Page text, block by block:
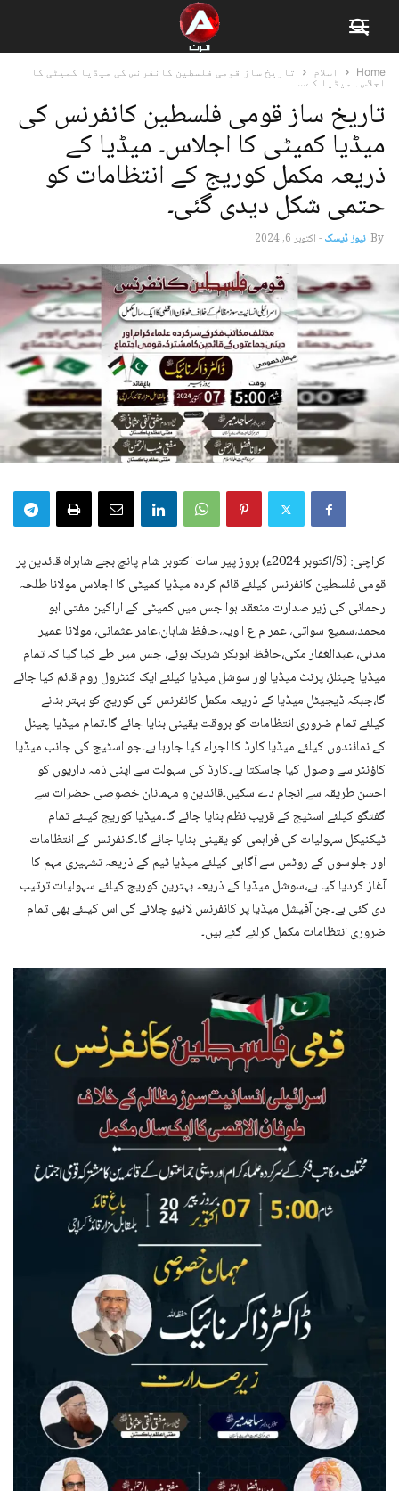
Home اسلام
تاریخ ساز قومی فلسطین کانفرنس کی میڈیا کمیٹی کا
اجلاس۔ میڈیا کے...
تاریخ ساز قومی فلسطین کانفرنس کی
میڈیا کمیٹی کا اجلاس۔ میڈیا کے
ذریعہ مکمل کوریج کے انتظامات کو
حتمی شکل دیدی گئی۔
By نیوز ڈیسک-اکتوبر 6, 2024
کراچی: (5/اکتوبر 2024ء) بروز پیر سات اکتوبر شام پانچ بجے شاہراہ قائدین پر
قومی فلسطین کانفرنس کیلئے قائم کردہ میڈیا کمیٹی کا اجلاس مولانا طلحہ
رحمانی کی زیر صدارت منعقد ہوا جس میں کمیٹی کے اراکین مفتی ابو
محمد،سمیع سواتی، عمر م ع ا ویہ،حافظ شاہان،عامر عثمانی، مولانا عمیر
مدنی، عبدالغفار مکی،حافظ ابوبکر شریک ہوئے، جس میں طے کیا گیا کہ تمام
میڈیا چینلز، پرنٹ میڈیا اور سوشل میڈیا کیلئے ایک کنٹرول روم قائم کیا جائے
گا،جبکہ ڈیجیٹل میڈیا کے ذریعہ مکمل کانفرنس کی کوریج کو بہتر بنانے
کیلئے تمام ضروری انتظامات کو بروقت یقینی بنایا جائے گا۔تمام میڈیا چینل
کے نمائندوں کیلئے میڈیا کارڈ کا اجراء کیا جارہا ہے۔جو اسٹیج کی جانب میڈیا
کاؤنٹر سے وصول کیا جاسکتا ہے۔کارڈ کی سہولت سے اپنی ذمہ داریوں کو
احسن طریقہ سے انجام دے سکیں۔قائدین و مہمانان خصوصی حضرات سے
گفتگو کیلئے اسٹیج کے قریب نظم بنایا جائے گا۔میڈیا کوریج کیلئے تمام
ٹیکنیکل سہولیات کی فراہمی کو یقینی بنایا جائے گا۔کانفرنس کے انتظامات
اور جلوسوں کے روٹس سے آگاہی کیلئے میڈیا ٹیم کے ذریعہ تشہیری مہم کا
آغاز کردیا گیا ہے،سوشل میڈیا کے ذریعہ بہترین کوریج کیلئے سہولیات ترتیب
دی گئی ہے۔جن آفیشل میڈیا پر کانفرنس لائیو چلائے گی اس کیلئے بھی تمام
ضروری انتظامات مکمل کرلئے گئے ہیں۔